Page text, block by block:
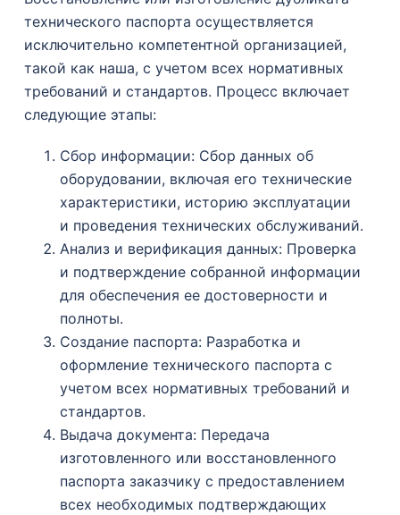
технического паспорта осуществляется
исключительно компетентной организацией,
такой как наша, с учетом всех нормативных
требований и стандартов. Процесс включает
следующие этапы:
Сбор информации: Сбор данных об
оборудовании, включая его технические
характеристики, историю эксплуатации
и проведения технических обслуживаний.
Анализ и верификация данных: Проверка
и подтверждение собранной информации
для обеспечения ее достоверности и
полноты.
Создание паспорта: Разработка и
оформление технического паспорта с
учетом всех нормативных требований и
стандартов.
Выдача документа: Передача
изготовленного или восстановленного
паспорта заказчику с предоставлением
всех необходимых подтверждающих